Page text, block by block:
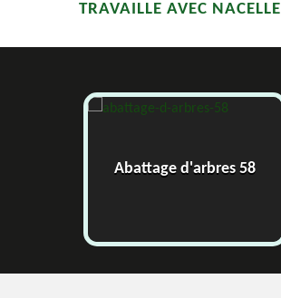
TRAVAILLE AVEC NACELLE
Abattage d'arbres 58